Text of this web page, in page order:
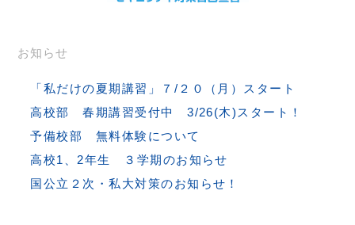
お知らせ
「私だけの夏期講習」７/２０（月）スタート
高校部 春期講習受付中 3/26(木)スタート！
予備校部 無料体験について
高校1、2年生 ３学期のお知らせ
国公立２次・私大対策のお知らせ！